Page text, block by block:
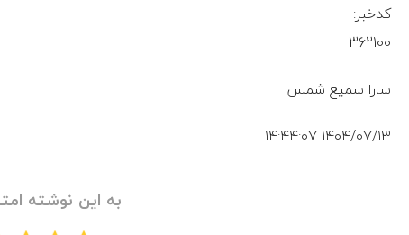
کدخبر:
362100
سارا سمیع شمس
۱۴۰۴/۰۷/۱۳ ۱۴:۴۴:۰۷
به این نوشته